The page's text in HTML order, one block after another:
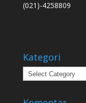
(021)-4258809
Kategori
Kategori